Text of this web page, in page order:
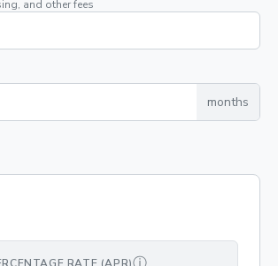
and other fees
months
RATE (APR)